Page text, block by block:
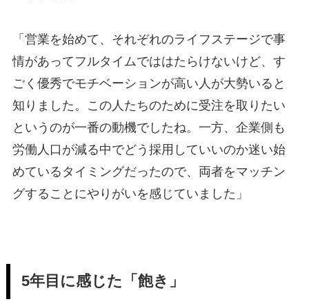
「営業を始めて、それぞれのライフステージで事
情があってフルタイムでははたらけないけど、す
ごく優秀でモチベーションが高い人が大勢いると
知りました。この人たちのために受注を取りたい
というのが一番の動機でしたね。一方、企業側も
労働人口が減る中でどう採用していいのか迷い始
めているタイミングだったので、両者をマッチン
グすることにやりがいを感じていました」
5年目に感じた「飽き」